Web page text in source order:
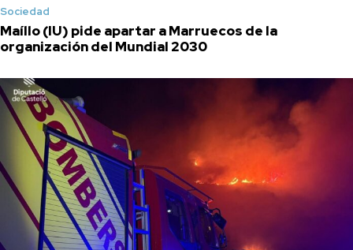
Sociedad
Maíllo (IU) pide apartar a Marruecos de la
organización del Mundial 2030